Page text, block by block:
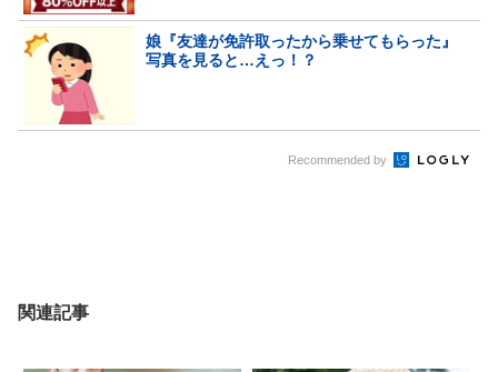
娘『友達が免許取ったから乗せてもらった』
写真を見ると…えっ！？
Recommended by
関連記事